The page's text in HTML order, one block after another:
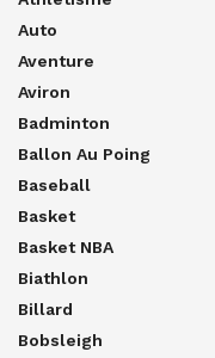
Auto
Aventure
Aviron
Badminton
Ballon Au Poing
Baseball
Basket
Basket NBA
Biathlon
Billard
Bobsleigh